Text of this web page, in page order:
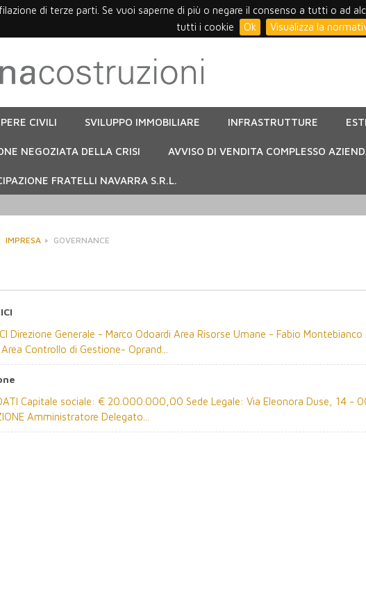
di terze parti. Se vuoi saperne di più o negare il consenso a tutti o ad
tutti i cookie
Ok Visualizza la
CIVILI SVILUPPO IMMOBILIARE INFRASTRUTTURE
NEGOZIATA DELLA CRISI AVVISO DI VENDITA COMPLESSO
FRATELLI NAVARRA S.R.L.
IMPRESA GOVERNANCE
Direzione Generale - Marco Odoardi Area Risorse Umane - Fabio Montebianco
Controllo di Gestione- Oprand...
Capitale sociale: € 20.000.000,00 Sede Legale: Via Eleonora Duse, 14 -
Amministratore Delegato...